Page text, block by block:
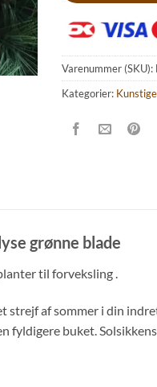
Varenummer (SKU):
Kategorier:
grønne blade
til forveksling .
af sommer i din
buket.